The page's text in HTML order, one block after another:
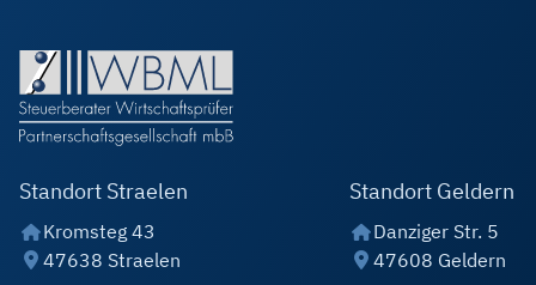
Standort Straelen
Kromsteg 43
47638 Straelen
Standort Geldern
Danziger Str. 5
47608 Geldern